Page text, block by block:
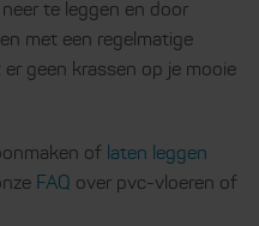
te leggen en door
met een regelmatige
geen krassen op je mooie
of laten leggen
FAQ over pvc-vloeren of